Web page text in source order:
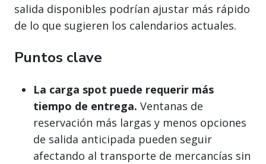
salida disponibles podrían ajustar más rápido
de lo que sugieren los calendarios actuales.
Puntos clave
La carga spot puede requerir más
tiempo de entrega. Ventanas de
reservación más largas y menos opciones
de salida anticipada pueden seguir
afectando al transporte de mercancías sin